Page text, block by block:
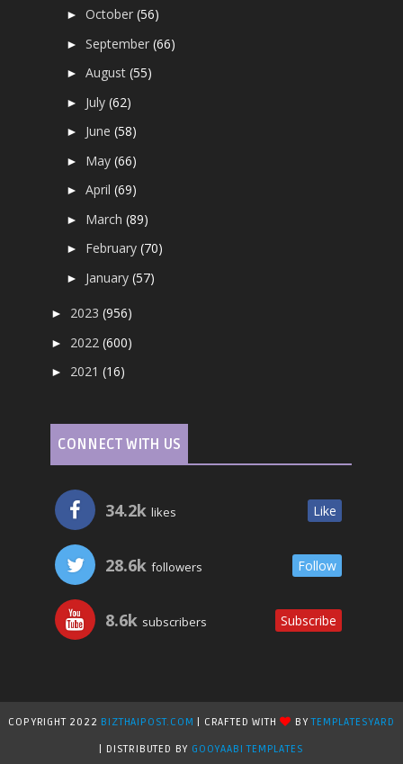
►October(56)
►September(66)
►August(55)
► July(62)
► June(58)
► May(66)
►April(69)
► March(89)
► February(70)
► January(57)
► 2023(956)
► 2022(600)
► 2021(16)
CONNECT WITH US
34.2k likes Like
28.6k followers Follow
8.6k subscribers Subscribe
COPYRIGHT 2022 BIZTHAIPOST.COM | CRAFTED WITH BYTEMPLATESYARD
| DISTRIBUTED BY GOOYAABI TEMPLATES